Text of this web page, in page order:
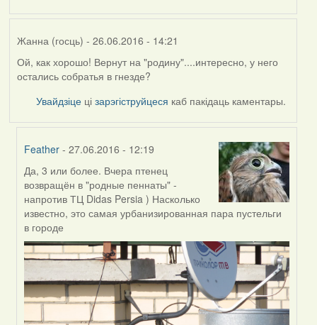
Жанна (госць) - 26.06.2016 - 14:21
Ой, как хорошо! Вернут на "родину"....интересно, у него
остались собратья в гнезде?
Увайдзіце цізарэгіструйцеся каб пакідаць каментары.
Feather - 27.06.2016 - 12:19
In
reply
to
by
Жанна
(госць)
Да, 3 или более. Вчера птенец
возвращён в "родные пеннаты" -
напротив ТЦ Didas Persia ) Насколько
известно, это самая урбанизированная пара пустельги
в городе